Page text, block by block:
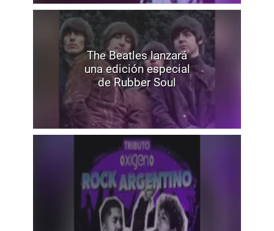
The Beatles lanzará
una edición especial
de Rubber Soul